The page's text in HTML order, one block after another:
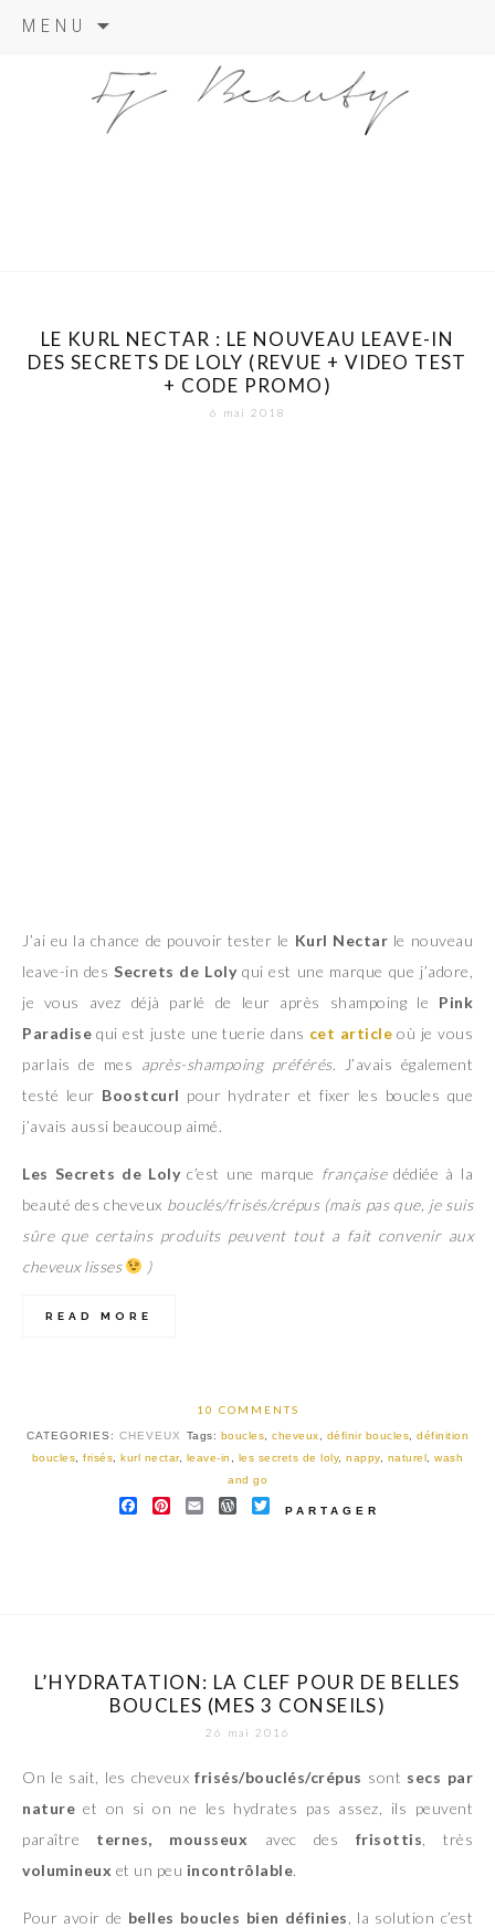
MENU
content
LE KURL NECTAR : LE NOUVEAU LEAVE-IN
DES SECRETS DE LOLY (REVUE + VIDEO TEST
+ CODE PROMO)
6 mai 2018
J’ai eu la chance de pouvoir tester le Kurl Nectar le nouveau
leave-in desSecrets de Lolyqui est une marque que j’adore,
je vous avez déjà parlé de leur après shampoing le Pink
Paradise qui est juste une tuerie dans cet article où je vous
parlais de mes après-shampoing préférés. J’avais également
testé leur Boostcurl pour hydrater et fixer les boucles que
j’avais aussi beaucoup aimé.
Les Secrets de Lolyc’est une marque françaisedédiée à la
beauté des cheveux bouclés/frisés/crépus (mais pas que, je suis
sûre que certains produits peuvent tout a fait convenir aux
cheveux lisses
)
READ MORE
10 COMMENTS
CATEGORIES: CHEVEUX Tags: boucles ,cheveux définir boucles ,définition
boucles ,frisés ,kurl nectar, leave-in les secrets de loly,nappy, naturel ,wash
and go
FACEBOOK
PINTEREST
EMAILWORDPRESS
TWITTER
PARTAGER
L’HYDRATATION: LA CLEF POUR DE BELLES
BOUCLES (MES 3 CONSEILS)
26 mai 2016
On le sait, les cheveuxfrisés/bouclés/crépus sont secs par
nature et on si on ne les hydrates pas assez, ils peuvent
paraître ternes, mousseux avec des frisottis , très
volumineux et un peu incontrôlable.
Pour avoir de belles boucles bien définies , la solution c’est